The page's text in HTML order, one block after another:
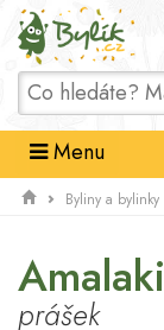
Domů
Menu
Byliny a bylinky
Amalaki
prášek